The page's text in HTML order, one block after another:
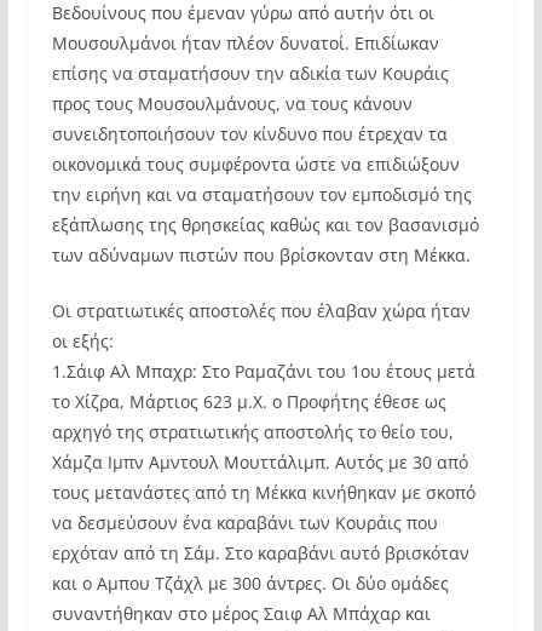
Βεδουίνους που έμεναν γύρω από αυτήν ότι οι
Μουσουλμάνοι ήταν πλέον δυνατοί. Επιδίωκαν
επίσης να σταματήσουν την αδικία των Κουράις
προς τους Μουσουλμάνους, να τους κάνουν
συνειδητοποιήσουν τον κίνδυνο που έτρεχαν τα
οικονομικά τους συμφέροντα ώστε να επιδιώξουν
την ειρήνη και να σταματήσουν τον εμποδισμό της
εξάπλωσης της θρησκείας καθώς και τον βασανισμό
των αδύναμων πιστών που βρίσκονταν στη Μέκκα.
Οι στρατιωτικές αποστολές που έλαβαν χώρα ήταν
οι εξής:
1.Σάιφ Αλ Μπαχρ: Στο Ραμαζάνι του 1ου έτους μετά
το Χίζρα, Μάρτιος 623 μ.Χ. ο Προφήτης έθεσε ως
αρχηγό της στρατιωτικής αποστολής το θείο του,
Χάμζα Ιμπν Αμντουλ Μουττάλιμπ. Αυτός με 30 από
τους μετανάστες από τη Μέκκα κινήθηκαν με σκοπό
να δεσμεύσουν ένα καραβάνι των Κουράις που
ερχόταν από τη Σάμ. Στο καραβάνι αυτό βρισκόταν
και ο Αμπου Τζάχλ με 300 άντρες. Οι δύο ομάδες
συναντήθηκαν στο μέρος Σαιφ Αλ Μπάχαρ και